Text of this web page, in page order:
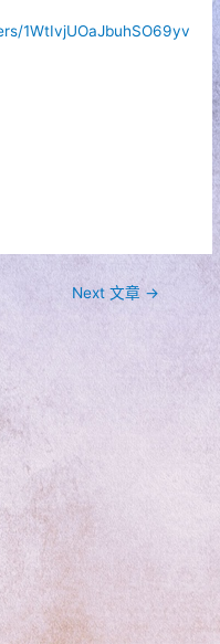
1WtIvjUOaJbuhSO69yv
Next 文章 →